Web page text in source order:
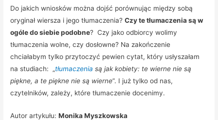
Do jakich wniosków można dojść porównując między sobą
oryginał wiersza i jego tłumaczenia?Czy te tłumaczenia są w
ogóle do siebie podobne? Czy jako odbiorcy wolimy
tłumaczenia wolne, czy dosłowne? Na zakończenie
chciałabym tylko przytoczyć pewien cytat, który usłyszałam
na studiach: „tłumaczenia są jak kobiety: te wierne nie są
piękne, a te piękne nie są wierne”. I już tylko od nas,
czytelników, zależy, które tłumaczenie docenimy.
Autor artykułu:Monika Myszkowska